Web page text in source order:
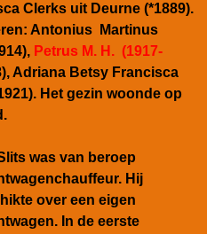
Clerks uit Deurne (*1889).
Antonius Martinus
Petrus M. H. (1917-
Adriana Betsy Francisca
Het gezin woonde op
was van beroep
Hij
over een eigen
In de eerste